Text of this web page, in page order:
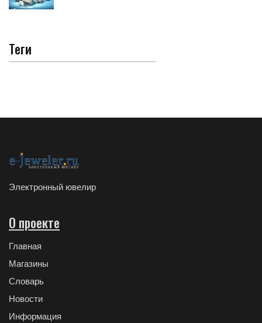
Теги
Электронный ювелир
О проекте
Главная
Магазины
Словарь
Новости
Информация